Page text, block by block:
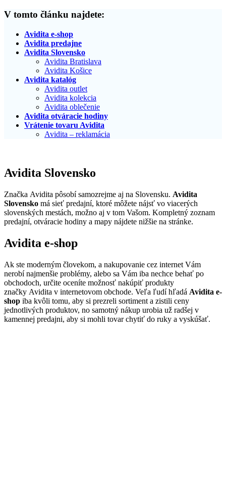
V tomto článku najdete:
Avidita e-shop
Avidita predajne
Avidita Slovensko
Avidita Bratislava
Avidita Košice
Avidita katalóg
Avidita outlet
Avidita kolekcia
Avidita oblečenie
Avidita otváracie hodiny
Vrátenie tovaru Avidita
Avidita – reklamácia
Avidita Slovensko
Značka Avidita pôsobí samozrejme aj na Slovensku. Avidita
Slovensko má sieť predajní, ktoré môžete nájsť vo viacerých
slovenských mestách, možno aj v tom Vašom. Kompletný zoznam
predajní, otváracie hodiny a mapy nájdete nižšie na stránke.
Avidita e-shop
Ak ste moderným človekom, a nakupovanie cez internet Vám
nerobí najmenšie problémy, alebo sa Vám iba nechce behať po
obchodoch, určite oceníte možnosť nakúpiť produkty
značky Avidita v internetovom obchode. Veľa ľudí hľadá Avidita e-
shop iba kvôli tomu, aby si prezreli sortiment a zistili ceny
jednotlivých produktov, no samotný nákup urobia už radšej v
kamennej predajni, aby si mohli tovar chytiť do ruky a vyskúšať.